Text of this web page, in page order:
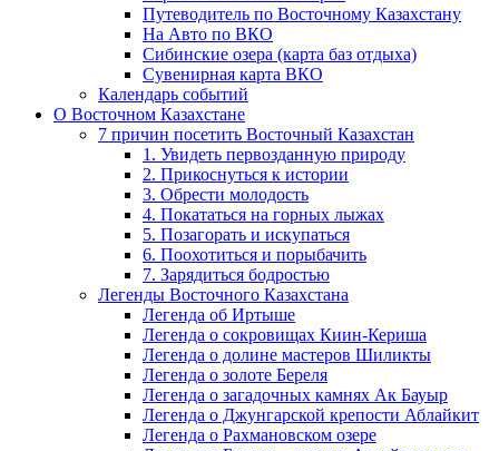
Путеводитель по Восточному Казахстану
На Авто по ВКО
Сибинские озера (карта баз отдыха)
Сувенирная карта ВКО
Календарь событий
О Восточном Казахстане
7 причин посетить Восточный Казахстан
1. Увидеть первозданную природу
2. Прикоснуться к истории
3. Обрести молодость
4. Покататься на горных лыжах
5. Позагорать и искупаться
6. Поохотиться и порыбачить
7. Зарядиться бодростью
Легенды Восточного Казахстана
Легенда об Иртыше
Легенда о сокровищах Киин-Кериша
Легенда о долине мастеров Шиликты
Легенда о золоте Береля
Легенда о загадочных камнях Ак Бауыр
Легенда о Джунгарской крепости Аблайкит
Легенда о Рахмановском озере